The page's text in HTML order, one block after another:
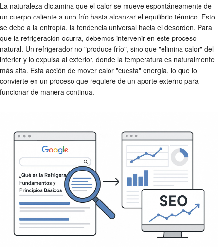
La naturaleza dictamina que el calor se mueve espontáneamente de
un cuerpo caliente a uno frío hasta alcanzar el equilibrio térmico. Esto
se debe a la entropía, la tendencia universal hacia el desorden. Para
que la refrigeración ocurra, debemos intervenir en este proceso
natural. Un refrigerador no "produce frío", sino que "elimina calor" del
interior y lo expulsa al exterior, donde la temperatura es naturalmente
más alta. Esta acción de mover calor "cuesta" energía, lo que lo
convierte en un proceso que requiere de un aporte externo para
funcionar de manera continua.